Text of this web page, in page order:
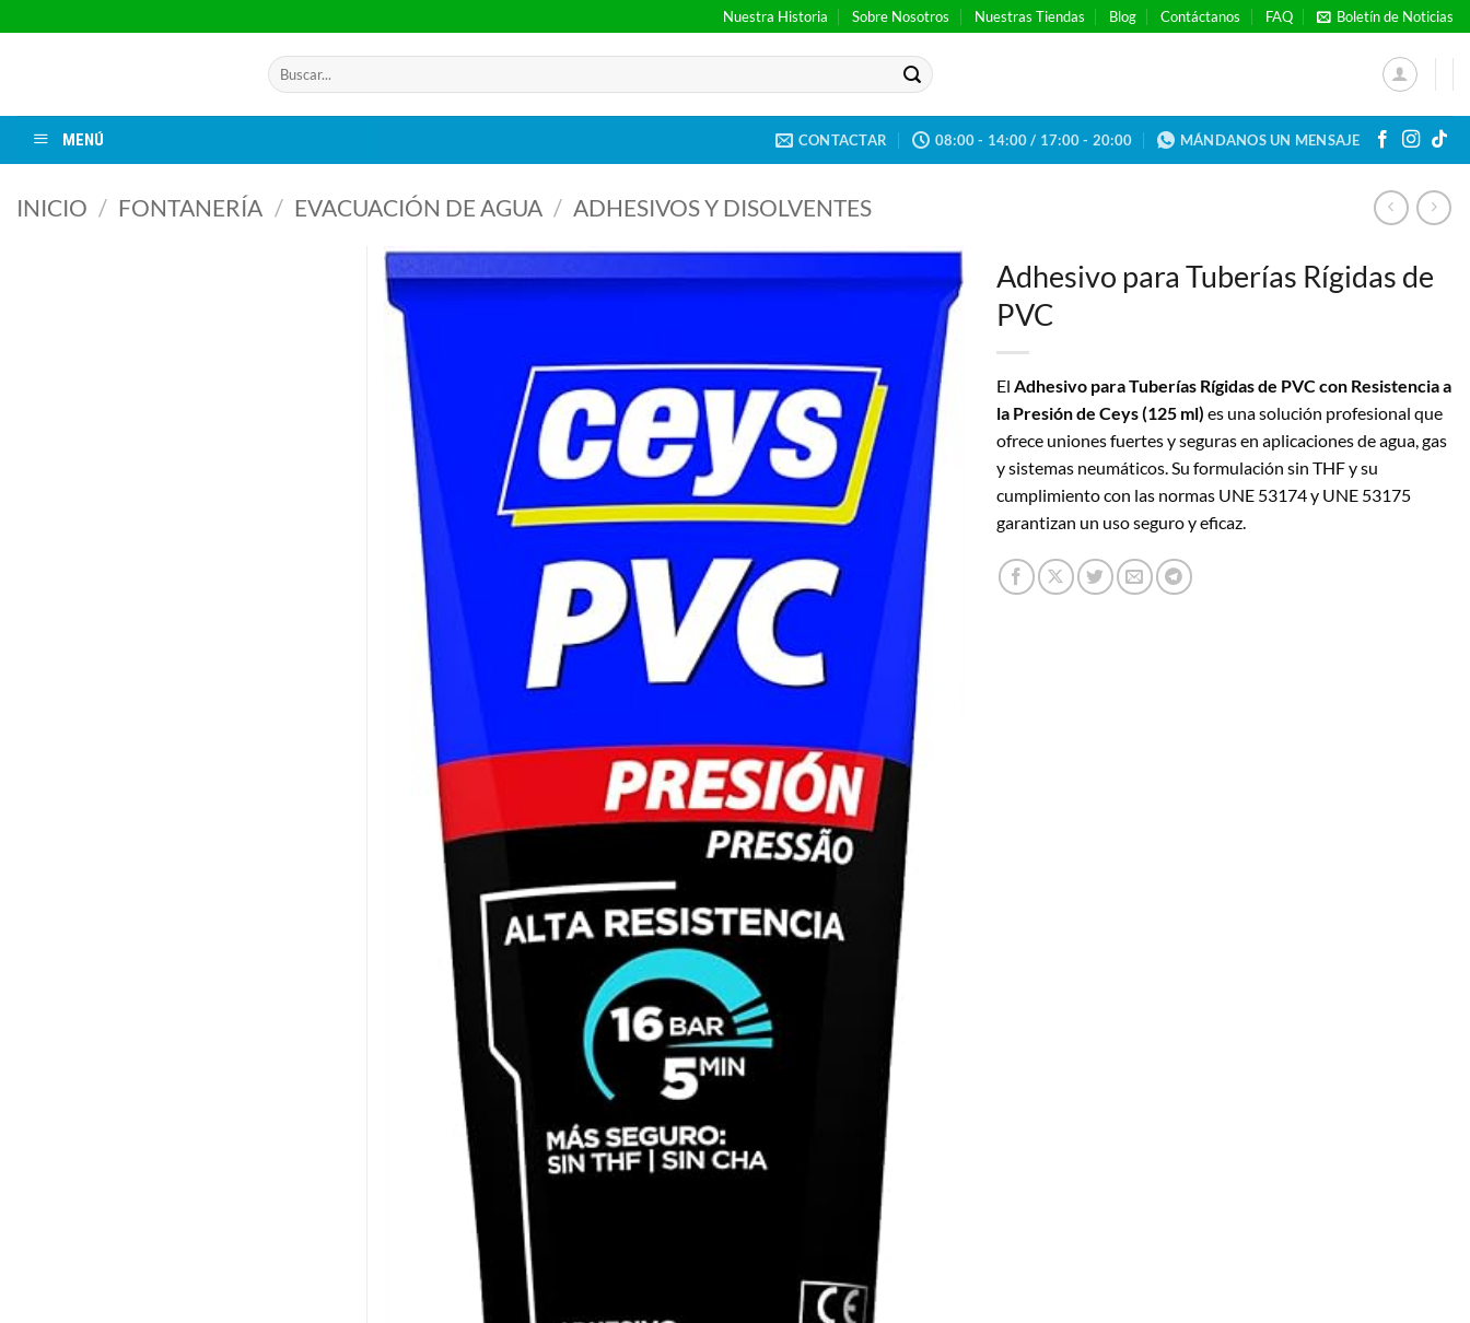
al
Nuestra Historia Sobre Nosotros Nuestras Tiendas Blog Contáctanos FAQ Boletín de Noticias
Buscar
por:
MENÚ CONTACTAR 08:00 - 14:00 / 17:00 - 20:00 MÁNDANOS UN MENSAJE
INICIO / FONTANERÍA / EVACUACIÓN DE AGUA / ADHESIVOS Y DISOLVENTES
Adhesivo para Tuberías Rígidas de
PVC
El Adhesivo para Tuberías Rígidas de PVC con Resistencia a
la Presión de Ceys (125 ml) es una solución profesional que
ofrece uniones fuertes y seguras en aplicaciones de agua, gas
y sistemas neumáticos.Su formulación sin THF y su
cumplimiento con las normas UNE 53174 y UNE 53175
garantizan un uso seguro y eficaz.